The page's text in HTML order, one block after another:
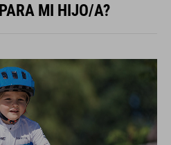
MI HIJO/A?